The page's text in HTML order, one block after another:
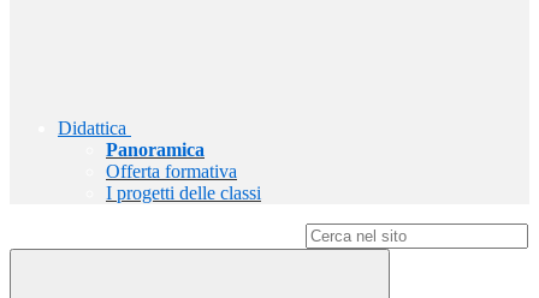
Didattica
Panoramica
Offerta formativa
I progetti delle classi